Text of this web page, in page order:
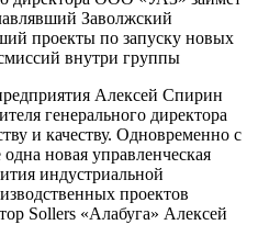
Заволжский
проекты по запуску новых
внутри группы
Алексей Спирин
генерального директора
и качеству. Одновременно с
новая управленческая
индустриальной
проектов
Sollers «Алабуга» Алексей